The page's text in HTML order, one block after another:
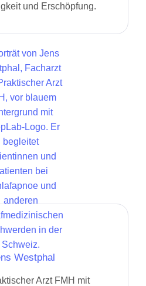
und Erschöpfung.
Westphal
Arzt FMH mit